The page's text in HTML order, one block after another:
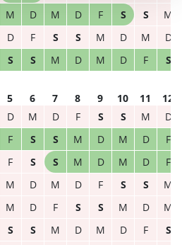
M D M D F S S
M
D F S S M D M
D
S S M D M D F S
5 6 7 8 9 10 11
12
D M D F S S M
D
F S S M D M D
F
F S S M D M D
F
M D M D F S S
M
M D F S S M D
M
S S M D M D F
S